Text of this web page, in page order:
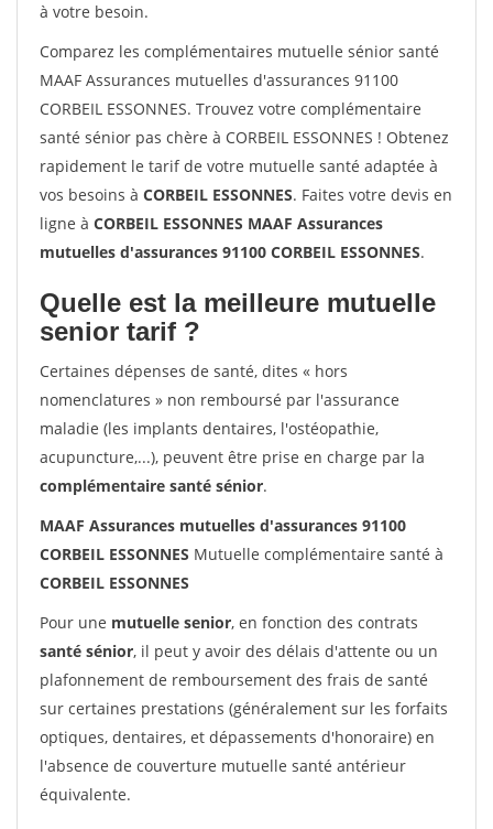
à votre besoin.
Comparez les complémentaires mutuelle sénior santé
MAAF Assurances mutuelles d'assurances 91100
CORBEIL ESSONNES. Trouvez votre complémentaire
santé sénior pas chère à CORBEIL ESSONNES ! Obtenez
rapidement le tarif de votre mutuelle santé adaptée à
vos besoins à CORBEIL ESSONNES. Faites votre devis en
ligne à CORBEIL ESSONNES MAAF Assurances
mutuelles d'assurances 91100 CORBEIL ESSONNES.
Quelle est la meilleure mutuelle
senior tarif ?
Certaines dépenses de santé, dites « hors
nomenclatures » non remboursé par l'assurance
maladie (les implants dentaires, l'ostéopathie,
acupuncture,...), peuvent être prise en charge par la
complémentaire santé sénior.
MAAF Assurances mutuelles d'assurances 91100
CORBEIL ESSONNES Mutuelle complémentaire santé à
CORBEIL ESSONNES
Pour une mutuelle senior, en fonction des contrats
santé sénior, il peut y avoir des délais d'attente ou un
plafonnement de remboursement des frais de santé
sur certaines prestations (généralement sur les forfaits
optiques, dentaires, et dépassements d'honoraire) en
l'absence de couverture mutuelle santé antérieur
équivalente.